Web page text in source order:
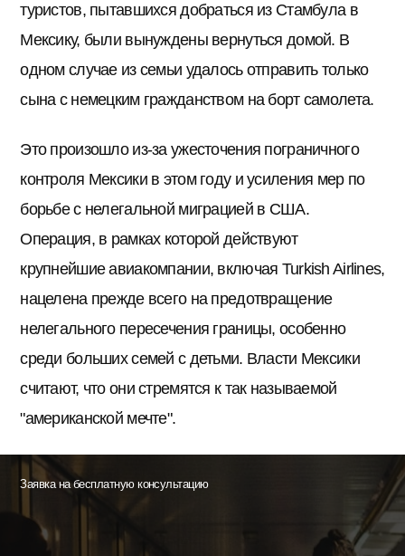
туристов, пытавшихся добраться из Стамбула в
Мексику, были вынуждены вернуться домой. В
одном случае из семьи удалось отправить только
сына с немецким гражданством на борт самолета.
Это произошло из-за ужесточения пограничного
контроля Мексики в этом году и усиления мер по
борьбе с нелегальной миграцией в США.
Операция, в рамках которой действуют
крупнейшие авиакомпании, включая Turkish Airlines,
нацелена прежде всего на предотвращение
нелегального пересечения границы, особенно
среди больших семей с детьми. Власти Мексики
считают, что они стремятся к так называемой
"американской мечте".
Заявка на бесплатную консультацию